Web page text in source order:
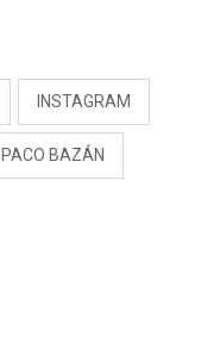
INSTAGRAM
PACO BAZÁN